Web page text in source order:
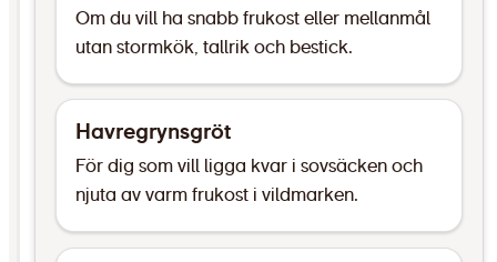
Om du vill ha snabb frukost eller mellanmål
utan stormkök, tallrik och bestick.
Havregrynsgröt
För dig som vill ligga kvar i sovsäcken och
njuta av varm frukost i vildmarken.